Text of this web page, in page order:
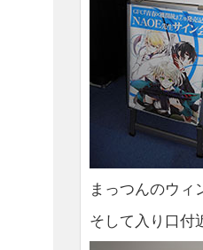
まっつんのウ
そして入り口